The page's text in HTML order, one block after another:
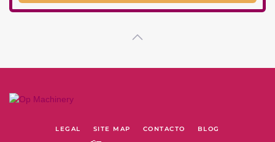
LEGAL SITE MAP CONTACTO BLOG